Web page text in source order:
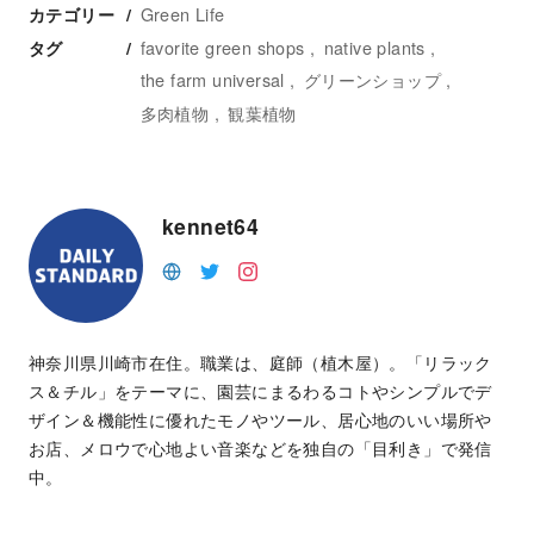
カテゴリー Green Life
タグ favorite green shops
native plants
the farm universal
グリーンショップ
多肉植物
観葉植物
kennet64
神奈川県川崎市在住。職業は、庭師（植木屋）。「リラック
ス＆チル」をテーマに、園芸にまるわるコトやシンプルでデ
ザイン＆機能性に優れたモノやツール、居心地のいい場所や
お店、メロウで心地よい音楽などを独自の「目利き」で発信
中。